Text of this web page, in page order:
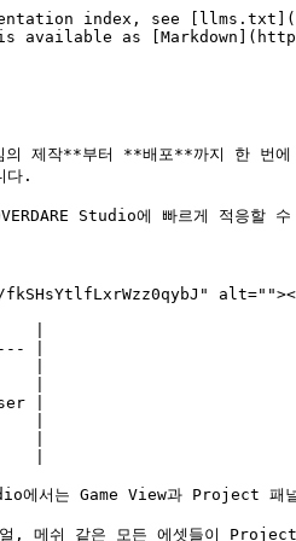
니다. 유니티에서는 **정면 방향이 +Z**인 반면, OVERDARE에서는 **정면이 -Z 방향**입니다. 이 차이는 캐릭터나 카메라의 Forward 방향을 설정하거나, 이동 및 회전을 계산할 때 기준 축이 반대가 된다는 점에서 중요한 차이를 만듭니다.

## 에셋 임포트

<figure><img src="/files/HdA9EMYNb9nyjhJk6arV" alt=""><figcaption><p>Unity / OVERDARE Studio</p></figcaption></figure>

클라이언트 기반인 유니티에서는 드래그&드롭으로 외부 에셋을 간편하게 임포트할 수 있습니다. 반면, OVERDARE Studio는 **크리에이터를 위한 플랫폼**으로 외부 에셋을 사용할 때 **서버 업로드** 과정을 거치도록 설계되었습니다. 이를 통해 크리에이터는 에셋을 쉽게 공유하고 게임 제작에 활용할 수 있습니다.

외부 에셋을 임포트하려면 OVERDARE Studio 상단 메뉴에서 **Import 버튼**을 클릭해야 합니다. 에셋을 Import하면 서버로 업로드되고, **서버에서 처리가 완료되면 Asset Store에 표시**됩니다.

### 리소스 동적 로드

유니티에서는 런타임에서 **Resources.Load**를 사용해 리소스를 불러올 수 있으며, 이는 Project 패널 내 Resources 폴더에 있는 에셋을 경로 기반으로 로드하는 방식입니다. 예를 들어, Resources.Load로 텍스처 에셋을 불러온 뒤 머티리얼에 적용하는 식으로 사용됩니다.

반면, OVERDARE에서는 각 에셋에 할당된 고유한 **AssetId**를 통해 외부 에셋을 참조하며, 메시에 텍스처 자체를 할당하는 것이 아니라 해당 텍스처의 AssetId를 설정하는 방식으로 동작합니다. 이는 에디터 기반 내부 자원 관리에 중점을 둔 유니티와, **네트워크 기반 외부 자원 참조 구조**를 중심으로 하는 OVERDARE 간의 근본적인 시스템 차이에서 비롯됩니다.

자세히 알아보기

{% content-ref url="/pages/lMm2e5Zay4cMI4Ke6F8E" %}
[에셋 임포트](/korean/manual/studio-manual/asset-and-resource-creation/asset-import.md)
{% endcontent-ref %}

## 오브젝트 구조 차이

<figure><img src="/files/WgrF2sf8oq6RAqUACRtn" alt=""><figcaption><p>Unity / OVERDARE Studio</p></figcaption></figure>

유니티의 주요 기능은 컴포넌트 단위로 구성되므로, 카메라, 콜라이더, 오디오 등 다양한 컴포넌트를 조합하여 오브젝트의 기능을 자유롭게 구성할 수 있습니다. 반면, OVERDARE Studio에서는 **기능별로 오브젝트 타입이 고정**되어 있습니다.

예를 들어, 유니티에서는 오브젝트에 물리 기능을 추가하려면 Rigidbody 컴포넌트를 추가해야 하지만, OVERDARE Studio에서는 물리 기능이 내장된 Part 오브젝트에서 Anchored 속성을 비활성화해야 합니다.

###